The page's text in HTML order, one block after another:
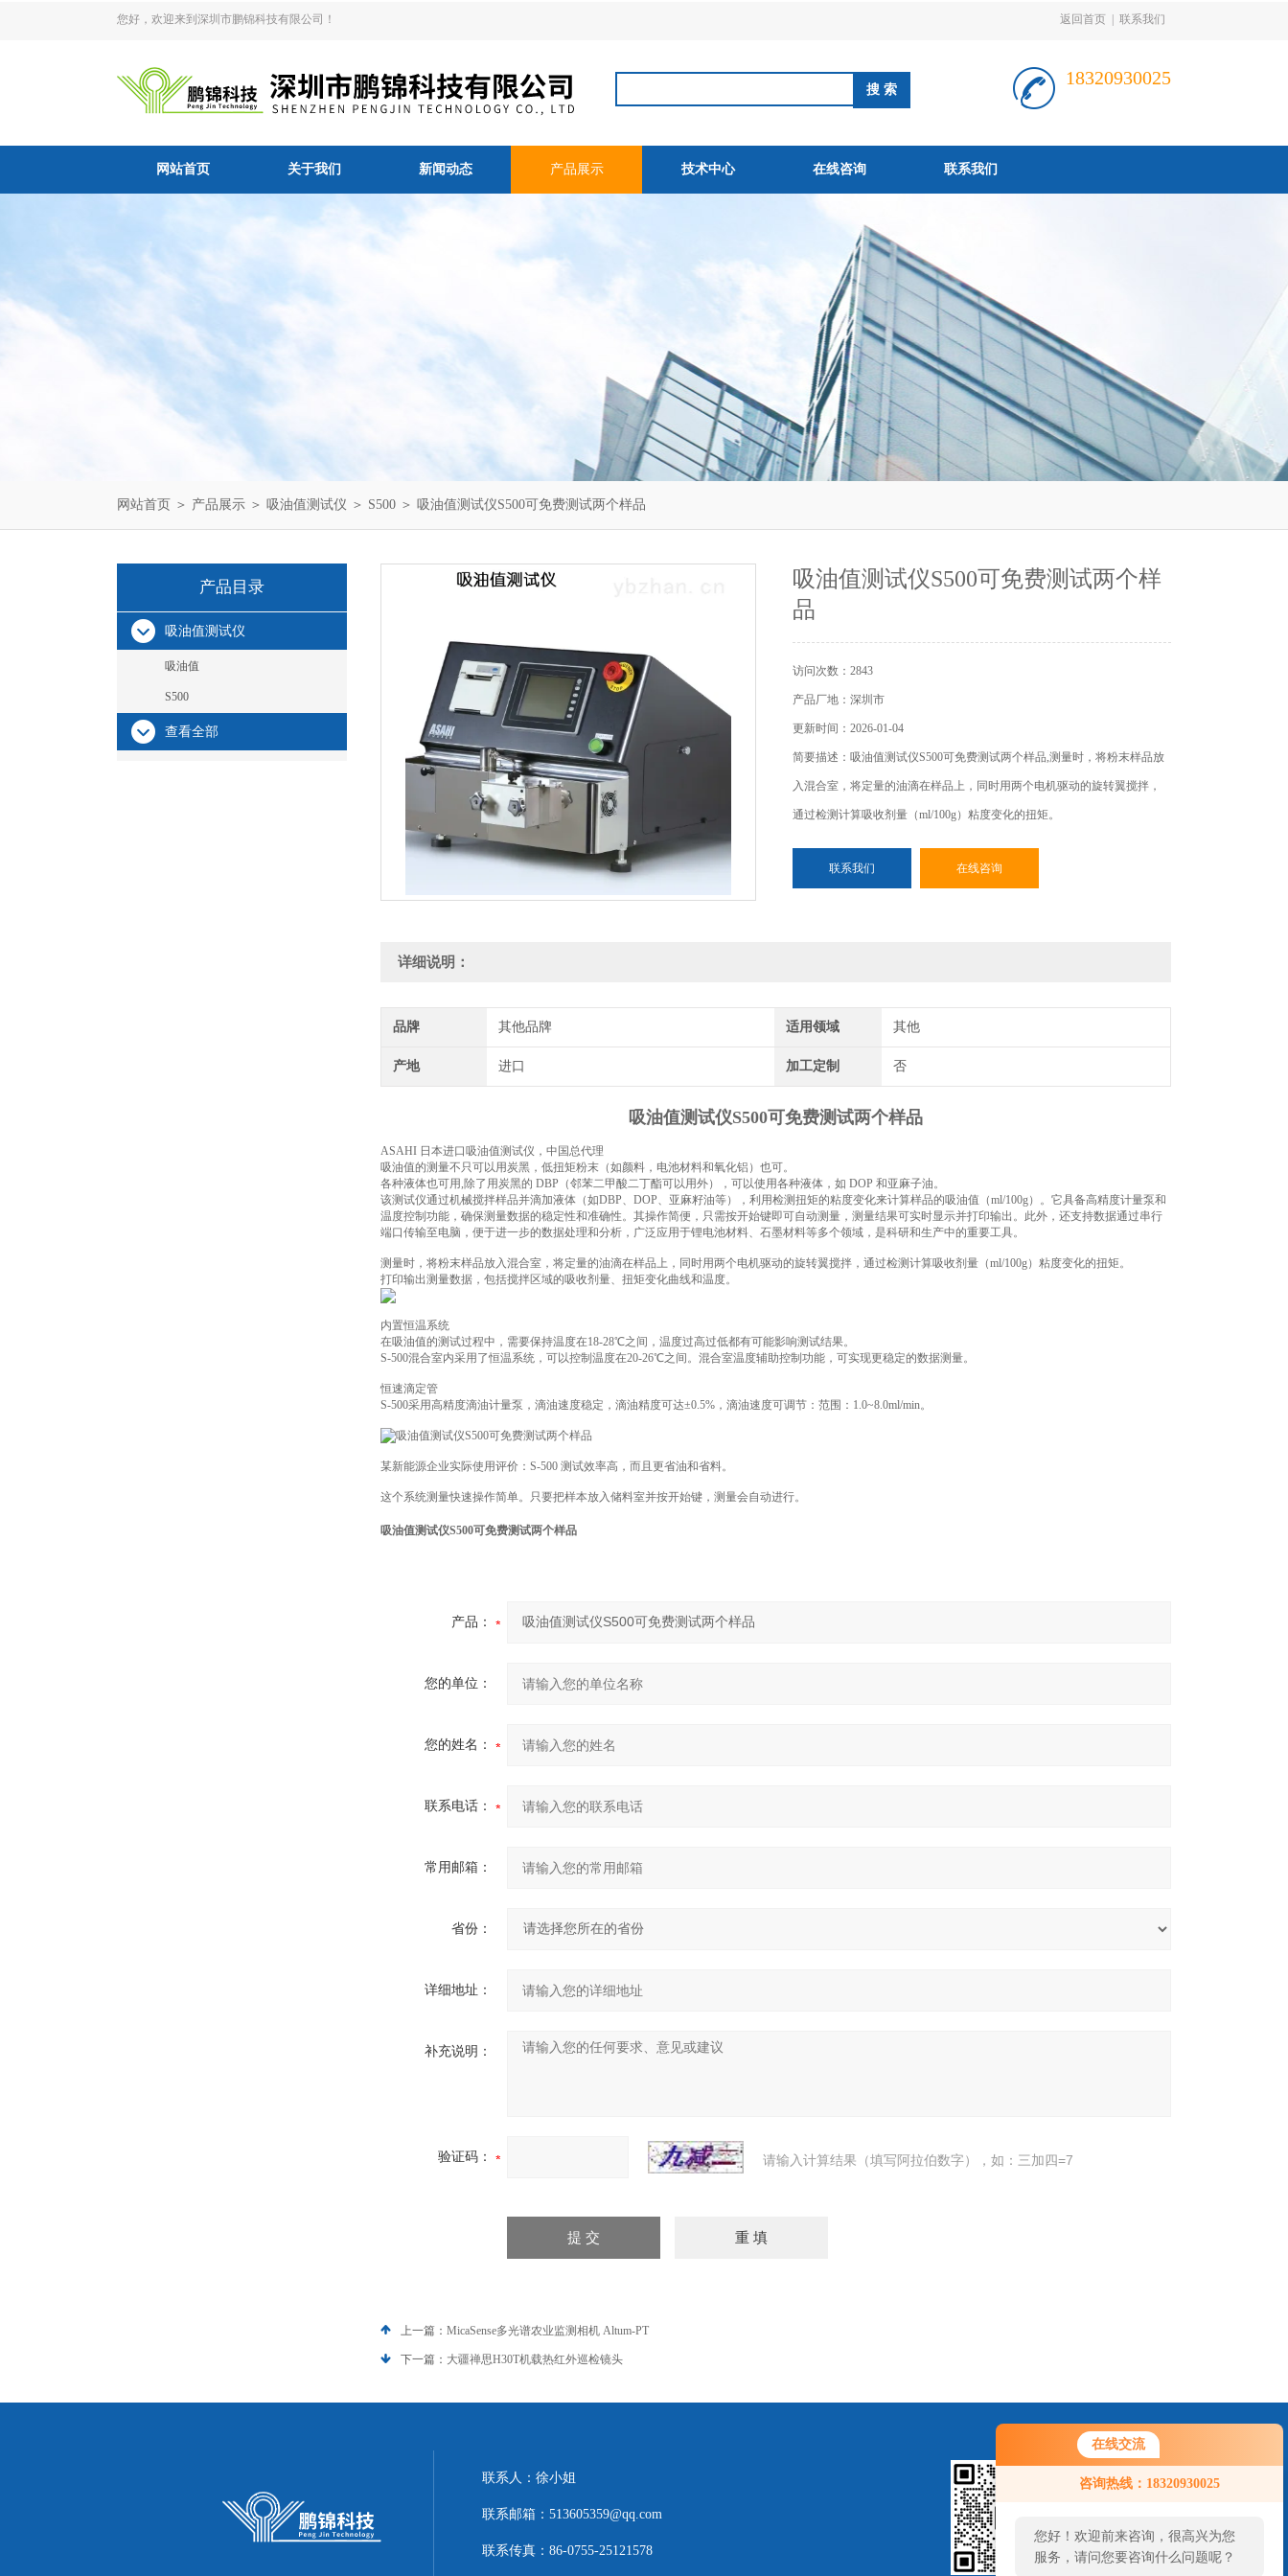
在线交流
咨询热线：18320930025
您好！欢迎前来咨询，很高兴为您
服务，请问您要咨询什么问题呢？
您好，欢迎来到深圳市鹏锦科技有限公司！ 返回首页 联系我们
18320930025
网站首页 关于我们 新闻动态 产品展示 技术中心 在线咨询 联系我们
网站首页 ＞ 产品展示 ＞ 吸油值测试仪 ＞ S500 ＞ ​吸油值测试仪S500可免费测试两个样品
产品目录
吸油值测试仪
吸油值
S500
查看全部
​吸油值测试仪S500可免费测试两个样
品
访问次数：2843
产品厂地：深圳市
更新时间：2026-01-04
简要描述：​吸油值测试仪S500可免费测试两个样品,测量时，将粉末样品放
入混合室，将定量的油滴在样品上，同时用两个电机驱动的旋转翼搅拌，
通过检测计算吸收剂量（ml/100g）粘度变化的扭矩。
联系我们 在线咨询
详细说明：
品牌 其他品牌 适用领域 其他
产地 进口 加工定制 否
吸油值测试仪S500可免费测试两个样品
ASAHI 日本进口吸油值测试仪，中国总代理
吸油值的测量不只可以用炭黑，低扭矩粉末（如颜料，电池材料和氧化铝）也可。
各种液体也可用,除了用炭黑的 DBP（邻苯二甲酸二丁酯可以用外），可以使用各种液体，如 DOP 和亚麻子油。
该测试仪通过机械搅拌样品并滴加液体（如DBP、DOP、亚麻籽油等），利用检测扭矩的粘度变化来计算样品的吸油值（ml/100g）。它具备高精度计量泵和
温度控制功能，确保测量数据的稳定性和准确性。其操作简便，只需按开始键即可自动测量，测量结果可实时显示并打印输出。此外，还支持数据通过串行
端口传输至电脑，便于进一步的数据处理和分析，广泛应用于锂电池材料、石墨材料等多个领域，是科研和生产中的重要工具。
测量时，将粉末样品放入混合室，将定量的油滴在样品上，同时用两个电机驱动的旋转翼搅拌，通过检测计算吸收剂量（ml/100g）粘度变化的扭矩。
打印输出测量数据，包括搅拌区域的吸收剂量、扭矩变化曲线和温度。
内置恒温系统
在吸油值的测试过程中，需要保持温度在18-28℃之间，温度过高过低都有可能影响测试结果。
S-500混合室内采用了恒温系统，可以控制温度在20-26℃之间。混合室温度辅助控制功能，可实现更稳定的数据测量。
恒速滴定管
S-500采用高精度滴油计量泵，滴油速度稳定，滴油精度可达±0.5%，滴油速度可调节：范围：1.0~8.0ml/min。
某新能源企业实际使用评价：S-500 测试效率高，而且更省油和省料。
这个系统测量快速操作简单。只要把样本放入储料室并按开始键，测量会自动进行。
吸油值测试仪S500可免费测试两个样品
产品：
您的单位：
您的姓名：
联系电话：
常用邮箱：
省份：
详细地址：
补充说明：
验证码： 请输入计算结果（填写阿拉伯数字），如：三加四=7
上一篇： MicaSense多光谱农业监测相机 Altum-PT
下一篇： 大疆禅思H30T机载热红外巡检镜头
联系人：徐小姐
联系邮箱：513605359@qq.com
联系传真：86-0755-25121578